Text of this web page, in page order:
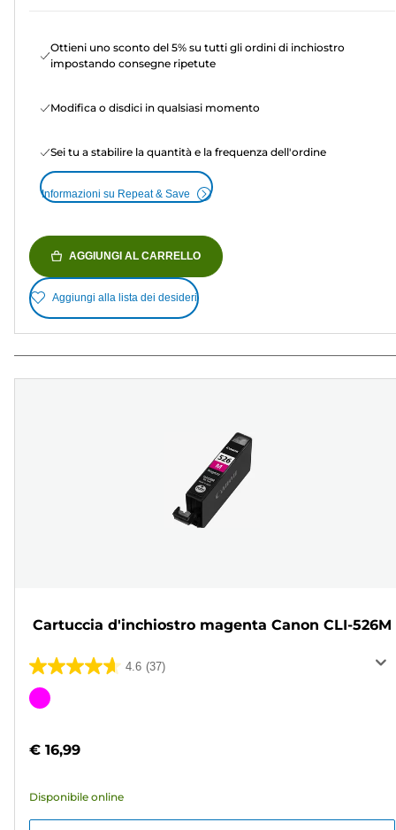
Ottieni uno sconto del 5% su tutti gli ordini di inchiostro
impostando consegne ripetute
Modifica o disdici in qualsiasi momento
Sei tu a stabilire la quantità e la frequenza dell'ordine
Informazioni su Repeat & Save
AGGIUNGI AL CARRELLO
Aggiungi alla lista dei desideri
Cartuccia d'inchiostro magenta Canon CLI-526M
4.6 (37)
4.6
su
37
Cartuccia
colori
€ 16,99
Disponibile online